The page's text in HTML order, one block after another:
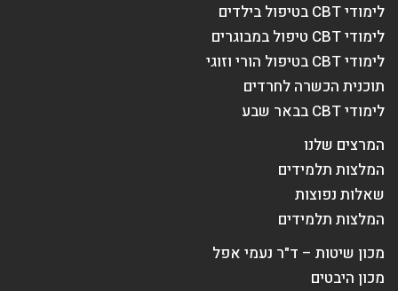
לימודי CBT בטיפול בילדים
לימודי CBT טיפול במבוגרים
לימודי CBT בטיפול הורי וזוגי
תוכנית הכשרה לחרדים
לימודי CBT בבאר שבע
המרצים שלנו
המלצות תלמידים
שאלות נפוצות
המלצות תלמידים
מכון שיטות – ד"ר נעמי אפל
מכון היבטים